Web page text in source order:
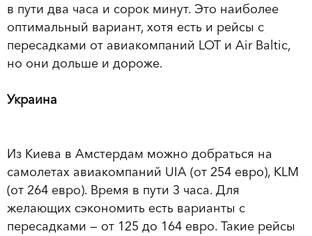
в пути два часа и сорок минут. Это наиболее
оптимальный вариант, хотя есть и рейсы с
пересадками от авиакомпаний LOT и Air Baltic,
но они дольше и дороже.
Украина
Из Киева в Амстердам можно добраться на
самолетах авиакомпаний UIA (от 254 евро), KLM
(от 264 евро). Время в пути 3 часа. Для
желающих сэкономить есть варианты с
пересадками — от 125 до 164 евро. Такие рейсы